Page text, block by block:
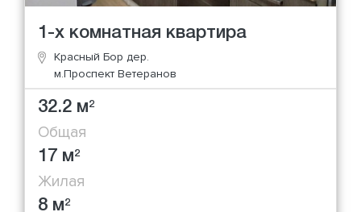
1-х комнатная квартира
Красный Бор дер.
м.Проспект Ветеранов
32.2 м2
Общая
17 м2
Жилая
8 м2